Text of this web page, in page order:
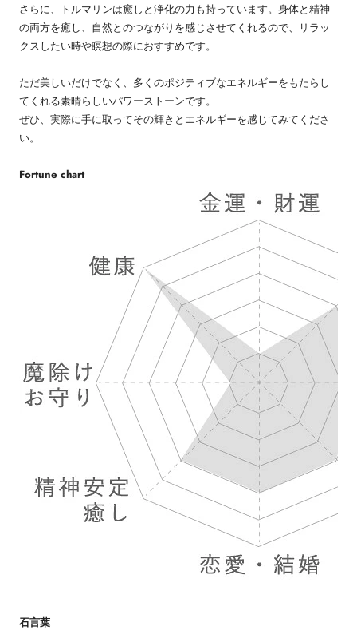
さらに、トルマリンは癒しと浄化の力も持っています。身体と精神
の両方を癒し、自然とのつながりを感じさせてくれるので、リラッ
クスしたい時や瞑想の際におすすめです。
ただ美しいだけでなく、多くのポジティブなエネルギーをもたらし
てくれる素晴らしいパワーストーンです。
ぜひ、実際に手に取ってその輝きとエネルギーを感じてみてくださ
い。
Fortune chart
石言葉